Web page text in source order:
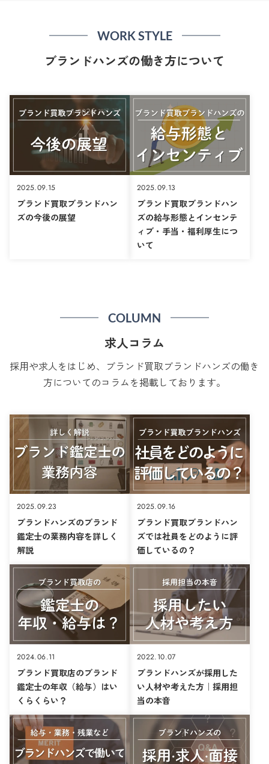
WORK STYLE
ブランドハンズの働き方について
2025.09.15
ブランド買取ブランドハン
ズの今後の展望
2025.09.13
ブランド買取ブランドハン
ズの給与形態とインセンテ
ィブ・手当・福利厚生につ
いて
COLUMN
求人コラム
採用や求人をはじめ、ブランド買取ブランドハンズの働き
方についてのコラムを掲載しております。
2025.09.23
ブランドハンズのブランド
鑑定士の業務内容を詳しく
解説
2025.09.16
ブランド買取ブランドハン
ズでは社員をどのように評
価しているの？
2024.06.11
ブランド買取店のブランド
鑑定士の年収（給与）はい
くらくらい？
2022.10.07
ブランドハンズが採用した
い人材や考えた方｜採用担
当の本音